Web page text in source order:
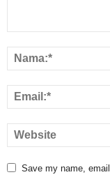
Save my name,